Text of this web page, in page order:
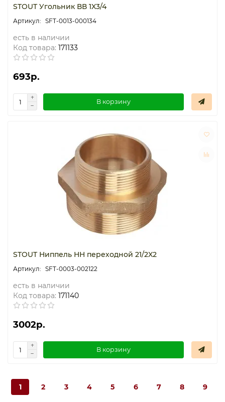
STOUT Угольник ВВ 1X3/4
SFT-0013-000134
есть в наличии
Код товара: 171133
693р.
В корзину
STOUT Ниппель НН переходной 21/2X2
SFT-0003-002122
есть в наличии
Код товара: 171140
3002р.
В корзину
1 2 3 4 5 6 7 8 9